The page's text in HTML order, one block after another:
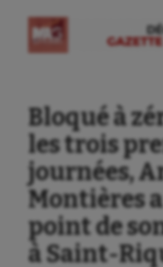
Bloqué à
les trois
journées,
Montières
point de
à Saint-